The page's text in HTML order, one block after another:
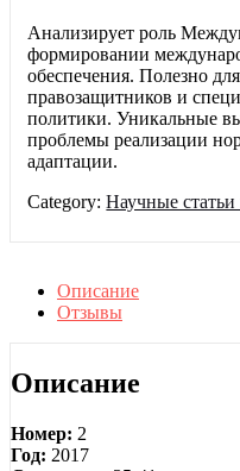
Анализирует роль
формировании
обеспечения. Полезно
правозащитников и
политики. Уникальные
проблемы реализации
адаптации.
Category:Научные
Описание
Отзывы
Описание
Номер: 2
Год: 2017